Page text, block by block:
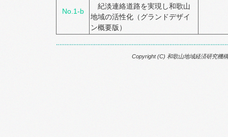
No.1-b
紀淡連絡道路を実現し和歌山
地域の活性化（グランドデザイ
ン概要版）
Copyright (C) 和歌山地域経済研究機